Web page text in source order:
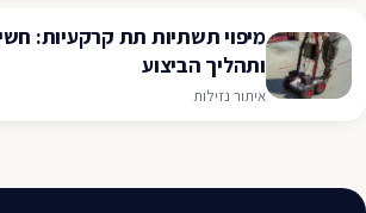
מיפוי תשתיות תת קרקעיות:
ותהליך הביצוע
איתור נזילות